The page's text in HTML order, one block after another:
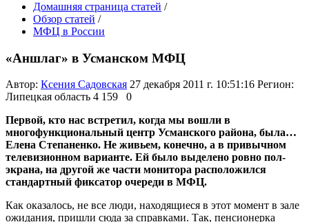
Домашняя страница статей /
Обзор статей /
МФЦ в России
«Аншлаг» в Усманском МФЦ
Автор: Ксения Садовская 27 декабря 2011 г. 10:51:16 Регион:
Липецкая область 4 159 0
Первой, кто нас встретил, когда мы вошли в
многофункциональный центр Усманского района, была…
Елена Степаненко. Не живьем, конечно, а в привычном
телевизионном варианте. Ей было выделено ровно пол-
экрана, на другой же части монитора расположился
стандартный фиксатор очереди в МФЦ.
Как оказалось, не все люди, находящиеся в этот момент в зале
ожидания, пришли сюда за справками. Так, пенсионерка